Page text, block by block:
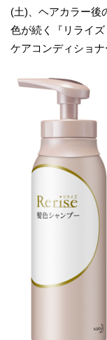
(土)、ヘアカラー後
色が続く『リライ
ケアコンディショナ